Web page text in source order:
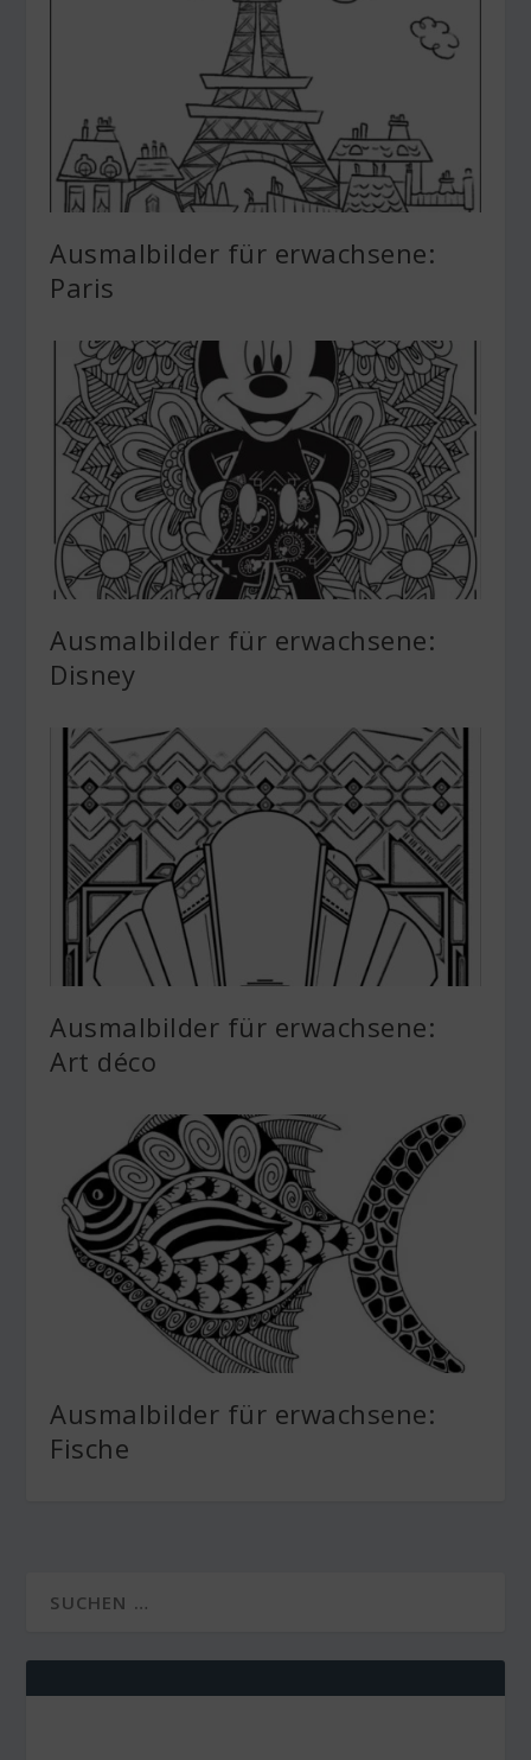
Ausmalbilder für erwachsene:
Paris
Ausmalbilder für erwachsene:
Disney
Ausmalbilder für erwachsene:
Art déco
Ausmalbilder für erwachsene:
Fische